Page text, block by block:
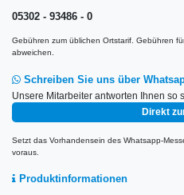
05302 - 93486 - 0
Gebühren zum üblichen Ortstarif. Gebühren
abweichen.
Schreiben Sie uns über
Unsere Mitarbeiter antworten Ihnen so
Direkt
Setzt das Vorhandensein des Whatsapp-
voraus.
Produktinformationen